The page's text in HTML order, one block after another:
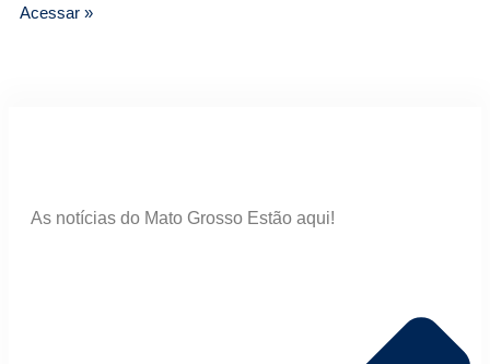
Acessar »
As notícias do Mato Grosso Estão aqui!